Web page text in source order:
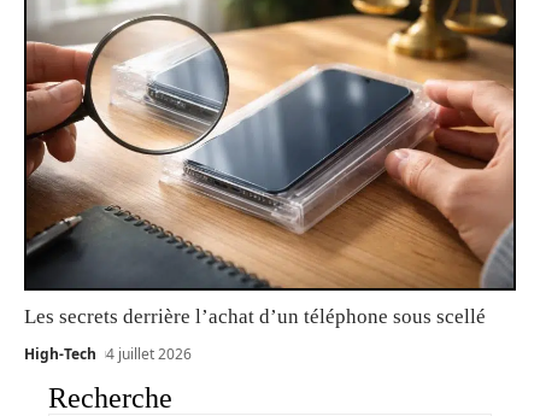
Les secrets derrière l’achat d’un téléphone sous scellé
High-Tech 4 juillet 2026
Recherche